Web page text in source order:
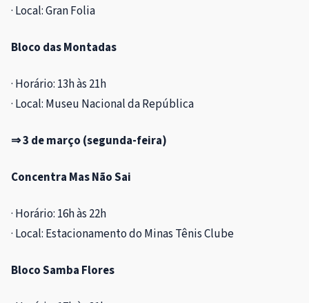
· Local: Gran Folia
Bloco das Montadas
· Horário: 13h às 21h
· Local: Museu Nacional da República
⇒ 3 de março (segunda-feira)
Concentra Mas Não Sai
· Horário: 16h às 22h
· Local: Estacionamento do Minas Tênis Clube
Bloco Samba Flores